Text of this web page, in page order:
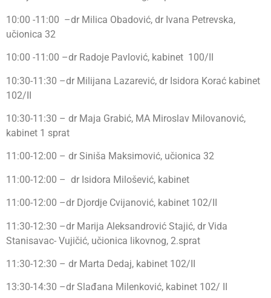
10:00 -11:00 –dr Milica Obadović, dr Ivana Petrevska,
učionica 32
10:00 -11:00 –dr Radoje Pavlović, kabinet 100/II
10:30-11:30 –dr Milijana Lazarević, dr Isidora Korać kabinet
102/II
10:30-11:30 – dr Maja Grabić, MA Miroslav Milovanović,
kabinet 1 sprat
11:00-12:00 – dr Siniša Maksimović, učionica 32
11:00-12:00 – dr Isidora Milošević, kabinet
11:00-12:00 –dr Djordje Cvijanović, kabinet 102/II
11:30-12:30 –dr Marija Aleksandrović Stajić, dr Vida
Stanisavac- Vujičić, učionica likovnog, 2.sprat
11:30-12:30 – dr Marta Dedaj, kabinet 102/II
13:30-14:30 –dr Slađana Milenković, kabinet 102/ II